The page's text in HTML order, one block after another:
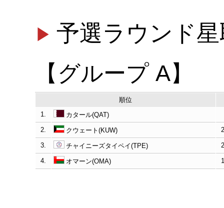
予選ラウンド
【グループ A】
順位
1.
カタール(QAT)
2.
クウェート(KUW)
3. チャイニーズタイペイ(TPE)
4. オマーン(OMA)